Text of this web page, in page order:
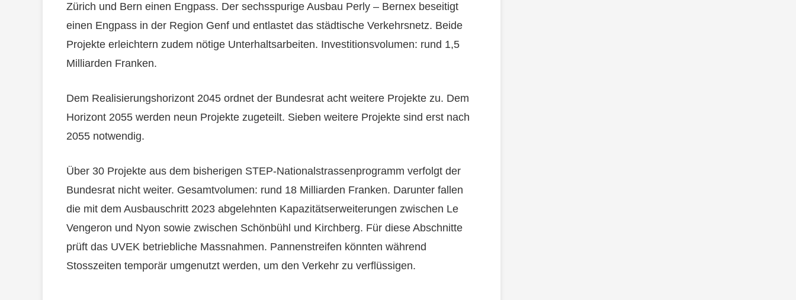
Zürich und Bern einen Engpass. Der sechsspurige Ausbau Perly – Bernex beseitigt
einen Engpass in der Region Genf und entlastet das städtische Verkehrsnetz. Beide
Projekte erleichtern zudem nötige Unterhaltsarbeiten. Investitionsvolumen: rund 1,5
Milliarden Franken.
Dem Realisierungshorizont 2045 ordnet der Bundesrat acht weitere Projekte zu. Dem
Horizont 2055 werden neun Projekte zugeteilt. Sieben weitere Projekte sind erst nach
2055 notwendig.
Über 30 Projekte aus dem bisherigen STEP-Nationalstrassenprogramm verfolgt der
Bundesrat nicht weiter. Gesamtvolumen: rund 18 Milliarden Franken. Darunter fallen
die mit dem Ausbauschritt 2023 abgelehnten Kapazitätserweiterungen zwischen Le
Vengeron und Nyon sowie zwischen Schönbühl und Kirchberg. Für diese Abschnitte
prüft das UVEK betriebliche Massnahmen. Pannenstreifen könnten während
Stosszeiten temporär umgenutzt werden, um den Verkehr zu verflüssigen.